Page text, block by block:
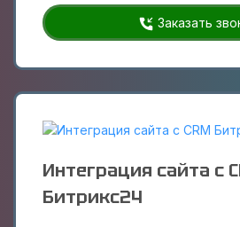
Заказать
Интеграция сайта с
Битрикс24